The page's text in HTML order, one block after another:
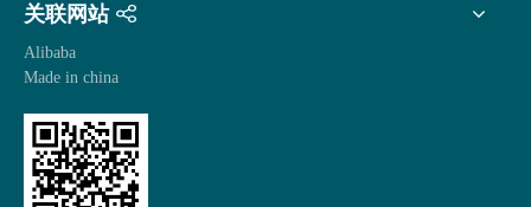
关联网站
Alibaba
Made in china